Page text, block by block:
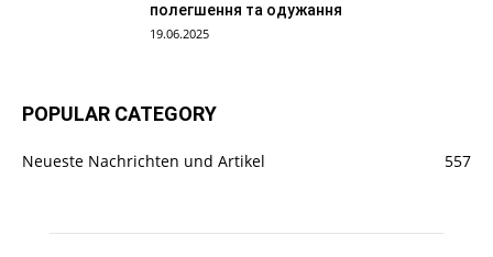
полегшення та одужання
19.06.2025
POPULAR CATEGORY
Neueste Nachrichten und Artikel 557